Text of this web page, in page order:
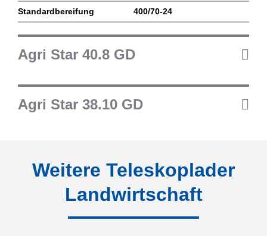
Standardbereifung 400/70-24
Agri Star 40.8 GD
Agri Star 38.10 GD
Weitere Teleskoplader
Landwirtschaft